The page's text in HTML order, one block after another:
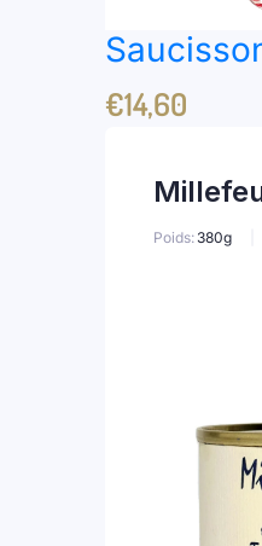
€14,60
Poids: 380g